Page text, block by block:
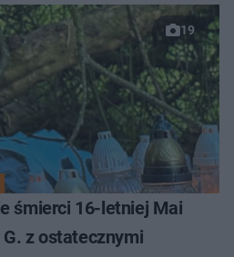
19
śmierci 16-letniej Mai
z ostatecznymi